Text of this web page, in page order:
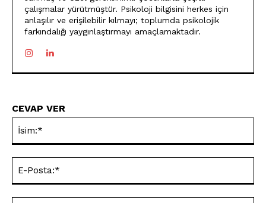
çalışmalar yürütmüştür. Psikoloji bilgisini herkes için
anlaşılır ve erişilebilir kılmayı; toplumda psikolojik
farkındalığı yaygınlaştırmayı amaçlamaktadır.
CEVAP VER